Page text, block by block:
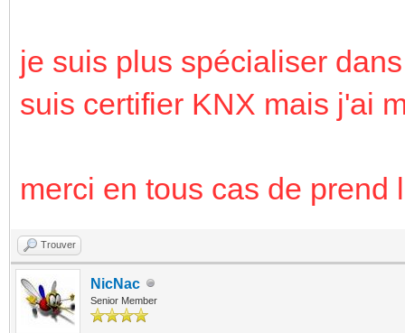
je suis plus spécialiser
suis certifier KNX mais j'ai
merci en tous cas de prend
Trouver
NicNac
Senior Member